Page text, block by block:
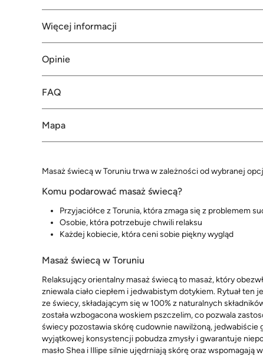
Więcej informacji
Opinie
FAQ
Mapa
Masaż świecą w Toruniu trwa w zależności od wybranej
Komu podarować masaż świecą?
Przyjaciółce z Torunia, która zmaga się z problemem
Osobie, która potrzebuje chwili relaksu
Każdej kobiecie, która ceni sobie piękny wygląd
Masaż świecą w Toruniu
Relaksujący orientalny masaż świecą to masaż, który
zniewala ciało ciepłem i jedwabistym dotykiem. Rytuał
ze świecy, składającym się w 100% z naturalnych
została wzbogacona woskiem pszczelim, co pozwala
świecy pozostawia skórę cudownie nawilżoną, jedwabiście
wyjątkowej konsystencji pobudza zmysły i gwarantuje
masło Shea i Illipe silnie ujędrniają skórę oraz wspomagają